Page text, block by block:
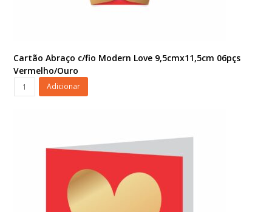
Cartão Abraço c/fio Modern Love 9,5cmx11,5cm 06pçs
Vermelho/Ouro
Cartão
Abraço
9,5cmx11,5cm
Adicionar